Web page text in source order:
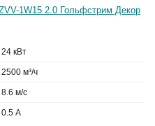
24 кВт
2500 м³/ч
8.6 м/с
0.5 А